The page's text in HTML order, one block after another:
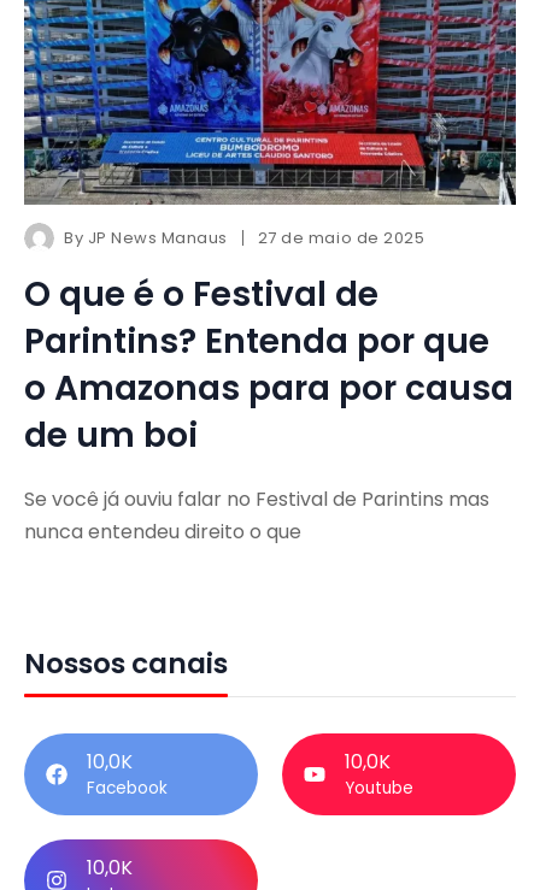
By JP News Manaus 27 de maio de 2025
O que é o Festival de
Parintins? Entenda por que
o Amazonas para por causa
de um boi
Se você já ouviu falar no Festival de Parintins mas
nunca entendeu direito o que
Nossos canais
10,0K
Facebook
10,0K
Youtube
10,0K